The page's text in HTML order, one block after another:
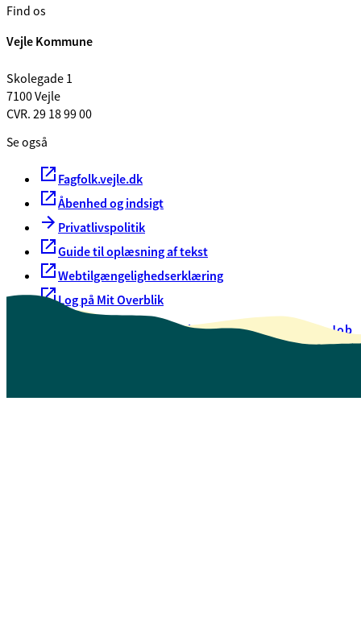
Find os
Vejle Kommune
Skolegade 1
7100 Vejle
CVR. 29 18 99 00
Se også
Fagfolk.vejle.dk
Åbenhed og indsigt
Privatlivspolitik
Guide til oplæsning af tekst
Webtilgængelighedserklæring
Log på Mit Overblik
Oversigt over selvbetjeningJob